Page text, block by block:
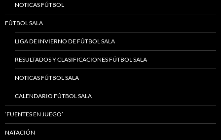
NOTICAS FÚTBOL
FÚTBOL SALA
LIGA DE INVIERNO DE FÚTBOL SALA
RESULTADOS Y CLASIFICACIONES FÚTBOL SALA
NOTICAS FÚTBOL SALA
CALENDARIO FÚTBOL SALA
‘FUENTES EN JUEGO’
NATACIÓN